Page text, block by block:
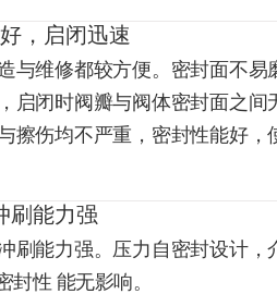
，启闭迅速
与维修都较方便。密封面不易
启闭时阀瓣与阀体密封面之间
擦伤均不严重，密封性能好，
刷能力强
刷能力强。压力自密封设计，
封性 能无影响。